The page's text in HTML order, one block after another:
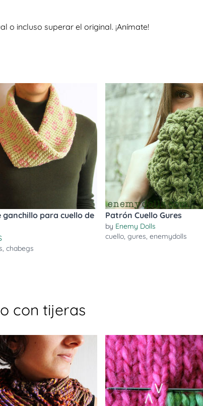
incluso superar el original. ¡Anímate!
ganchillo para cuello de
, chabegs
Patrón Cuello Gures
by Enemy Dolls
cuello, gures, enemydolls
con tijeras